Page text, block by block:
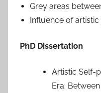
Grey areas
Influence of
PhD Dissertation
Artistic Self-
Era: